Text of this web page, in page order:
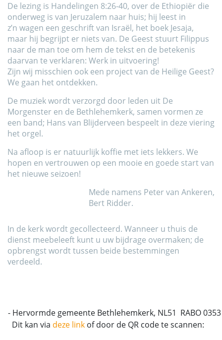
De lezing is Handelingen 8:26-40, over de Ethiopiër die
onderweg is van Jeruzalem naar huis; hij leest in
z’n wagen een geschrift van Israël, het boek Jesaja,
maar hij begrijpt er niets van. De Geest stuurt Filippus
naar de man toe om hem de tekst en de betekenis
daarvan te verklaren: Werk in uitvoering!
Zijn wij misschien ook een project van de Heilige Geest?
We gaan het ontdekken.
De muziek wordt verzorgd door leden uit De
Morgenster en de Bethlehemkerk, samen vormen ze
een band; Hans van Blijderveen bespeelt in deze viering
het orgel.
Na afloop is er natuurlijk koffie met iets lekkers. We
hopen en vertrouwen op een mooie en goede start van
het nieuwe seizoen!
Mede namens Peter van Ankeren,
Bert Ridder.
In de kerk wordt gecollecteerd. Wanneer u thuis de
dienst meebeleeft kunt u uw bijdrage overmaken; de
opbrengst wordt tussen beide bestemmingen
verdeeld.
- Hervormde gemeente Bethlehemkerk, NL51 RABO
Dit kan via deze link of door de QR code te scannen: